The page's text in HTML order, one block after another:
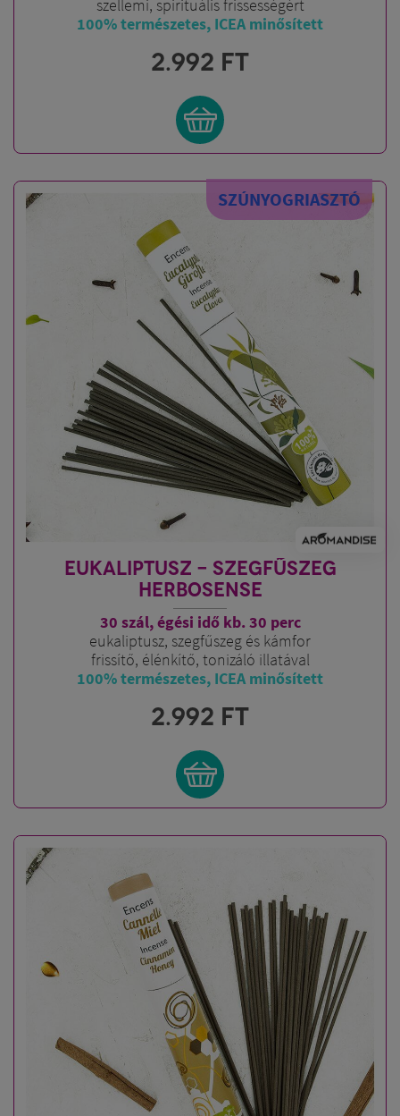
szellemi, spirituális frissességért
100% természetes, ICEA minősített
2.992 FT
SZÚNYOGRIASZTÓ
EUKALIPTUSZ - SZEGFŰSZEG
HERBOSENSE
30 szál, égési idő kb. 30 perc
eukaliptusz, szegfűszeg és kámfor
frissítő, élénkítő, tonizáló illatával
100% természetes, ICEA minősített
2.992 FT